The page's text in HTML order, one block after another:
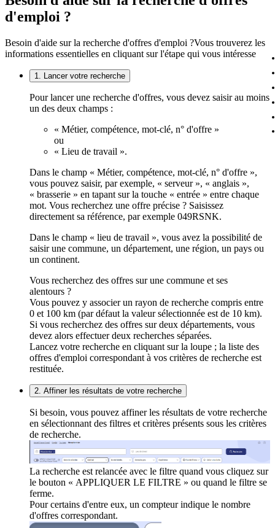
d'emploi ?
Besoin d'aide sur la recherche d'offres d'emploi ?Vous trouverez les
informations essentielles en cliquant sur l'étape qui vous intéresse
1. Lancer votre recherche
Pour lancer une recherche d'offres, vous devez saisir au moins
un des deux champs :
« Métier, compétence, mot-clé, n° d'offre »
ou
« Lieu de travail ».
Dans le champ « Métier, compétence, mot-clé, n° d'offre »,
vous pouvez saisir, par exemple, « serveur », « anglais »,
« brasserie » en tapant sur la touche « entrée » entre chaque
mot. Vous recherchez une offre précise ? Saisissez
directement sa référence, par exemple 049RSNK.
Dans le champ « lieu de travail », vous avez la possibilité de
saisir une commune, un département, une région, un pays ou
un continent.
Vous recherchez des offres sur une commune et ses
alentours ?
Vous pouvez y associer un rayon de recherche compris entre
0 et 100 km (par défaut la valeur sélectionnée est de 10 km).
Si vous recherchez des offres sur deux départements, vous
devez alors effectuer deux recherches séparées.
Lancez votre recherche en cliquant sur la loupe ; la liste des
offres d'emploi correspondant à vos critères de recherche est
restituée.
2. Affiner les résultats de votre recherche
Si besoin, vous pouvez affiner les résultats de votre recherche
en sélectionnant des filtres et critères présents sous les critères
de recherche.
La recherche est relancée avec le filtre quand vous cliquez sur
le bouton « APPLIQUER LE FILTRE » ou quand le filtre se
ferme.
Pour certains d'entre eux, un compteur indique le nombre
d'offres correspondant.